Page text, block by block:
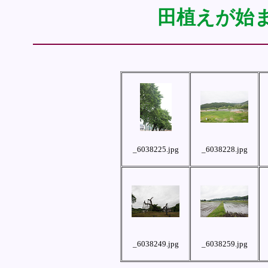
田植えが始
_6038225.jpg _6038228.jpg
_6038249.jpg _6038259.jpg